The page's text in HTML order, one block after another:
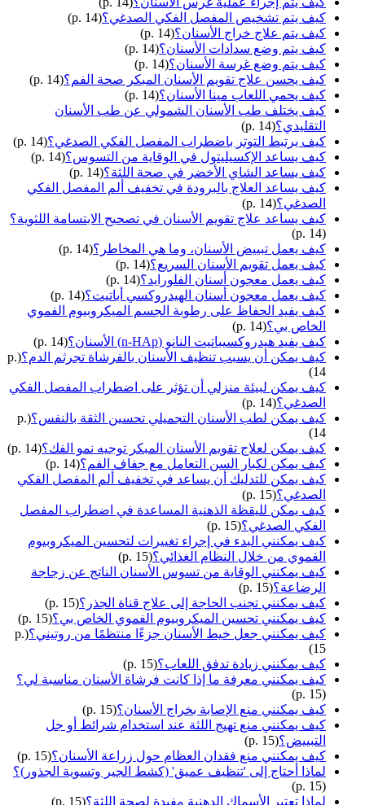
كيف يتم تشخيص المفصل الفكي الصدغي؟(p. 14)
كيف يتم علاج خراج الأسنان؟(p. 14)
كيف يتم وضع سدادات الأسنان؟(p. 14)
كيف يتم وضع غرسة الأسنان؟(p. 14)
كيف يحسن علاج تقويم الأسنان المبكر صحة الفم؟(p. 14)
كيف يحمي اللعاب مينا الأسنان؟(p. 14)
كيف يختلف طب الأسنان الشمولي عن طب الأسنان
التقليدي؟(p. 14)
كيف يرتبط التوتر باضطراب المفصل الفكي الصدغي؟(p. 14)
كيف يساعد الإكسيليتول في الوقاية من التسوس؟(p. 14)
كيف يساعد الشاي الأخضر في صحة اللثة؟(p. 14)
كيف يساعد العلاج بالبرودة في تخفيف ألم المفصل الفكي
الصدغي؟(p. 14)
كيف يساعد علاج تقويم الأسنان في تصحيح الابتسامة اللثوية؟
(p. 14)
كيف يعمل تبييض الأسنان، وما هي المخاطر؟(p. 14)
كيف يعمل تقويم الأسنان السريع؟(p. 14)
كيف يعمل معجون أسنان الفلورايد؟(p. 14)
كيف يعمل معجون أسنان الهيدروكسي أباتيت؟(p. 14)
كيف يفيد الحفاظ على رطوبة الجسم الميكروبيوم الفموي
الخاص بي؟(p. 14)
كيف يفيد هيدروكسيباتيت النانو (n-HAp) الأسنان؟
(p. 14)
كيف يمكن أن يسبب تنظيف الأسنان بالفرشاة تجرثم الدم؟ (p.
14)
كيف يمكن لبيئة منزلي أن تؤثر على اضطراب المفصل الفكي
الصدغي؟(p. 14)
كيف يمكن لطب الأسنان التجميلي تحسين الثقة بالنفس؟ (p.
14)
كيف يمكن لعلاج تقويم الأسنان المبكر توجيه نمو الفك؟(p. 14)
كيف يمكن لكبار السن التعامل مع جفاف الفم؟(p. 14)
كيف يمكن للتدليك أن يساعد في تخفيف ألم المفصل الفكي
الصدغي؟(p. 15)
كيف يمكن لليقظة الذهنية المساعدة في اضطراب المفصل
الفكي الصدغي؟(p. 15)
كيف يمكنني البدء في إجراء تغييرات لتحسين الميكروبيوم
الفموي من خلال النظام الغذائي؟(p. 15)
كيف يمكنني الوقاية من تسوس الأسنان الناتج عن زجاجة
الرضاعة؟(p. 15)
كيف يمكنني تجنب الحاجة إلى علاج قناة الجذر؟(p. 15)
كيف يمكنني تحسين الميكروبيوم الفموي الخاص بي؟(p. 15)
كيف يمكنني جعل خيط الأسنان جزءًا منتظمًا من روتيني؟ (p.
15)
كيف يمكنني زيادة تدفق اللعاب؟(p. 15)
كيف يمكنني معرفة ما إذا كانت فرشاة الأسنان مناسبة لي؟
(p. 15)
كيف يمكنني منع الإصابة بخراج الأسنان؟(p. 15)
كيف يمكنني منع تهيج اللثة عند استخدام شرائط أو جل
التبييض؟(p. 15)
كيف يمكنني منع فقدان العظام حول زراعة الأسنان؟(p. 15)
لماذا أحتاج إلى 'تنظيف عميق' (كشط الجير وتسوية الجذور)؟
(p. 15)
لماذا تعتبر الأسماك الدهنية مفيدة لصحة اللثة؟(p. 15)